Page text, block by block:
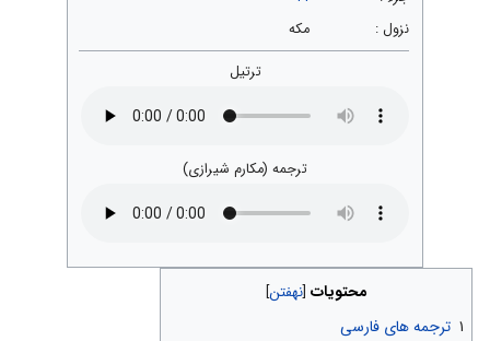
نزول :
مکه
ترتیل
ترجمه (مکارم شیرازی)
محتویات
۱ ترجمه های فارسی